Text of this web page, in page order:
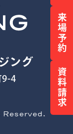
来場予約
資料請求
ング
9-4